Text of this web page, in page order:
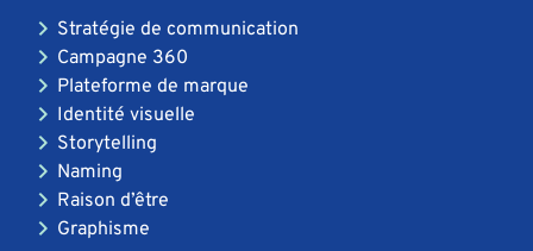
Stratégie de communication
Campagne 360
Plateforme de marque
Identité visuelle
Storytelling
Naming
Raison d’être
Graphisme